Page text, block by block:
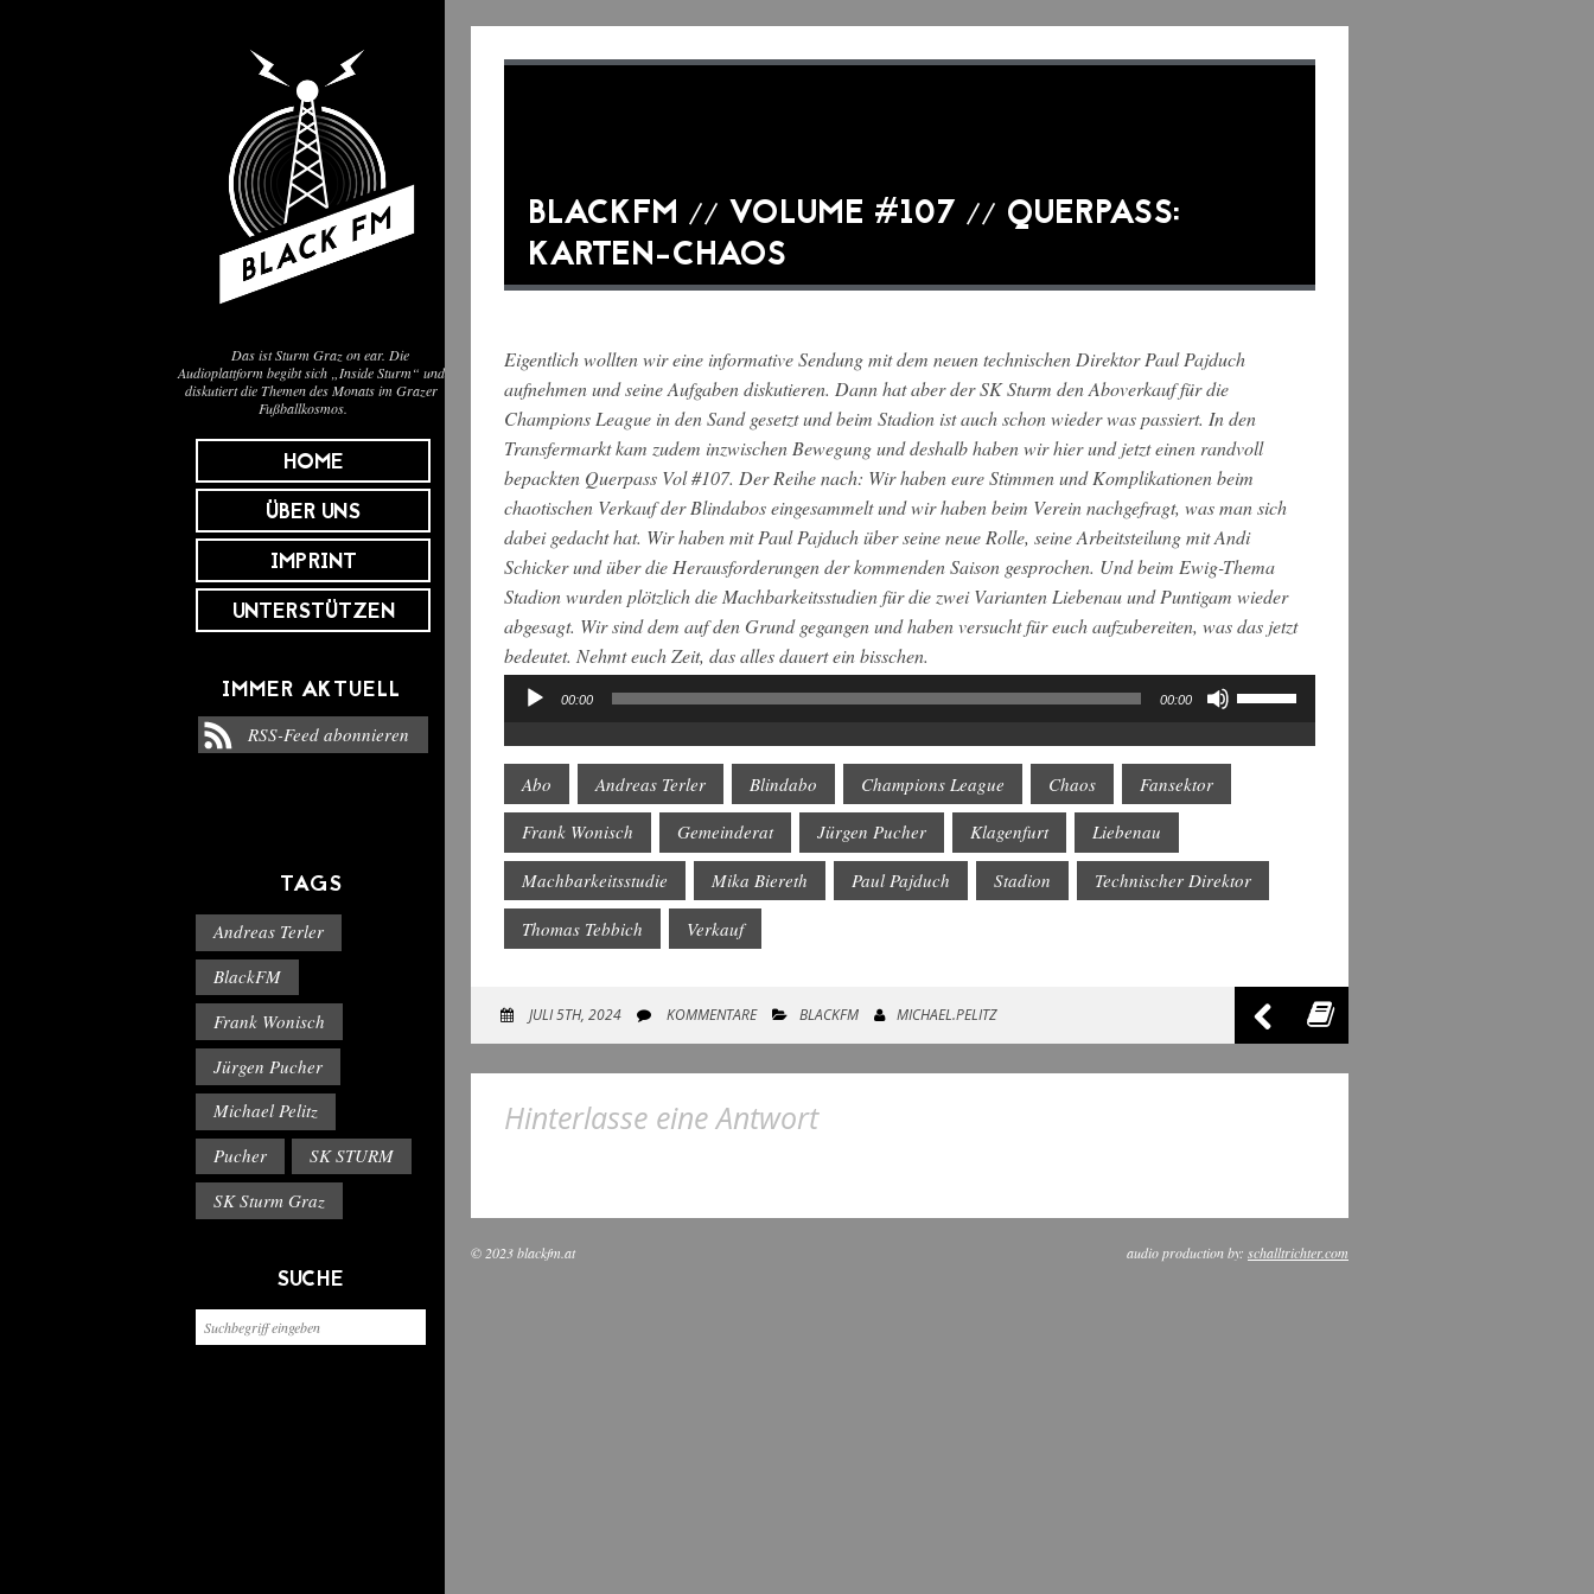
Das ist Sturm Graz on ear. Die
Audioplattform begibt sich „Inside Sturm“ und
diskutiert die Themen des Monats im Grazer
Fußballkosmos.
HOME
ÜBER UNS
IMPRINT
UNTERSTÜTZEN
IMMER AKTUELL
RSS-Feed abonnieren
TAGS
Andreas Terler
BlackFM
Frank Wonisch
Jürgen Pucher
Michael Pelitz
Pucher
SK STURM
SK Sturm Graz
SUCHE
BLACKFM // VOLUME #107 // QUERPASS:
KARTEN-CHAOS
Eigentlich wollten wir eine informative Sendung mit dem neuen technischen Direktor Paul Pajduch
aufnehmen und seine Aufgaben diskutieren. Dann hat aber der SK Sturm den Aboverkauf für die
Champions League in den Sand gesetzt und beim Stadion ist auch schon wieder was passiert. In den
Transfermarkt kam zudem inzwischen Bewegung und deshalb haben wir hier und jetzt einen randvoll
bepackten Querpass Vol #107. Der Reihe nach: Wir haben eure Stimmen und Komplikationen beim
chaotischen Verkauf der Blindabos eingesammelt und wir haben beim Verein nachgefragt, was man sich
dabei gedacht hat. Wir haben mit Paul Pajduch über seine neue Rolle, seine Arbeitsteilung mit Andi
Schicker und über die Herausforderungen der kommenden Saison gesprochen. Und beim Ewig-Thema
Stadion wurden plötzlich die Machbarkeitsstudien für die zwei Varianten Liebenau und Puntigam wieder
abgesagt. Wir sind dem auf den Grund gegangen und haben versucht für euch aufzubereiten, was das jetzt
bedeutet. Nehmt euch Zeit, das alles dauert ein bisschen.
Audio-
00:00 00:00
Hoch/Runter
um
Abo Andreas Terler Blindabo Champions League Chaos Fansektor
Frank Wonisch Gemeinderat Jürgen Pucher Klagenfurt Liebenau
Machbarkeitsstudie Mika Biereth Paul Pajduch Stadion Technischer Direktor
Thomas Tebbich Verkauf
JULI 5TH, 2024 KOMMENTARE BLACKFM MICHAEL.PELITZ
Hinterlasse eine Antwort
© 2023 blackfm.at audio production by: schalltrichter.com